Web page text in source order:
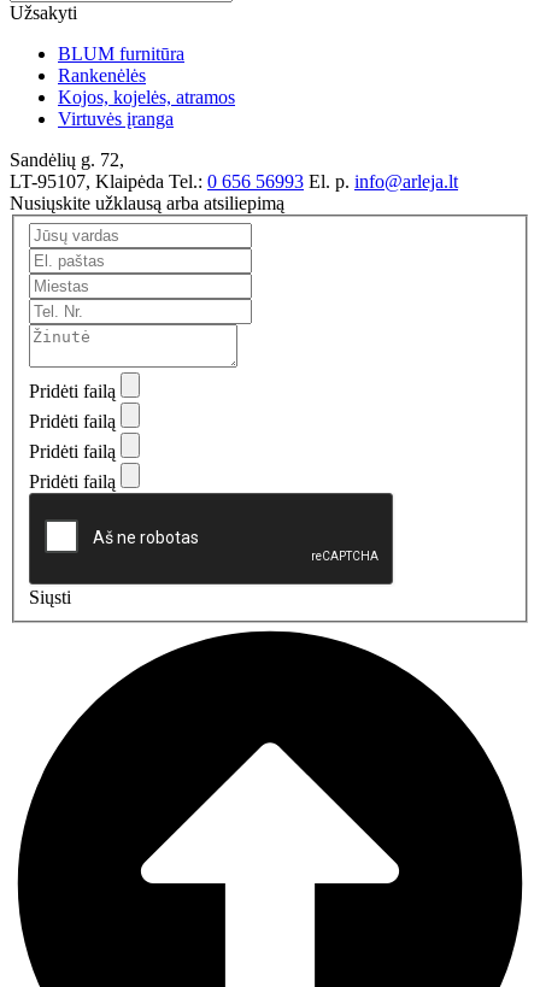
Užsakyti
BLUM furnitūra
Rankenėlės
Kojos, kojelės, atramos
Virtuvės įranga
Sandėlių g. 72,
LT-95107, Klaipėda Tel.: 0 656 56993 El. p. info@arleja.lt
Nusiųskite užklausą arba atsiliepimą
Pridėti failą
Pridėti failą
Pridėti failą
Pridėti failą
Siųsti